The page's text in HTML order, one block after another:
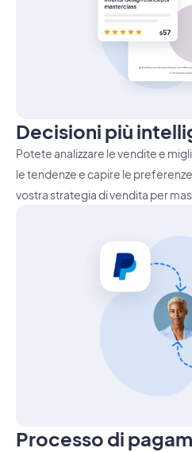
Decisioni più
Potete analizzare le vendite e
le tendenze e capire le
vostra strategia di vendita per
Processo di